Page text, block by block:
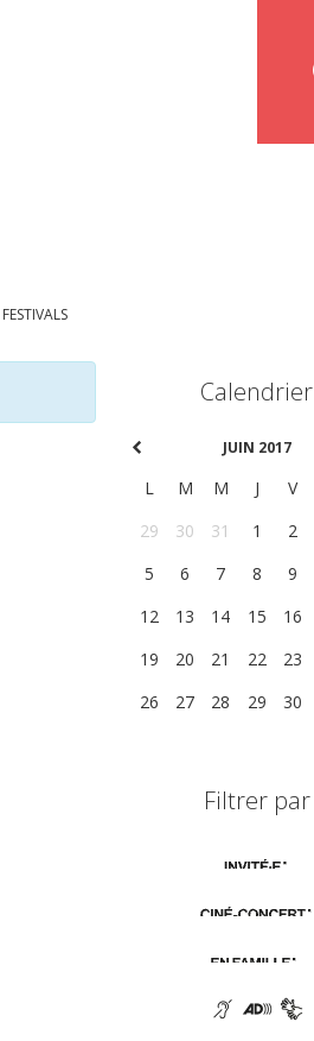
FESTIVALS
Calendrier
JUIN 2017
L M M J V
29
30 31 1 2
5
6 7 8 9
12
13 14 15 16
19
20 21 22 23
26
27 28 29 30
Filtrer par